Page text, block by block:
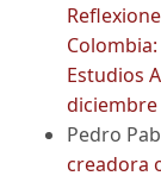
Estudios
diciembre
Pedro
creadora